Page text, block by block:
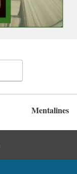
Mentalines